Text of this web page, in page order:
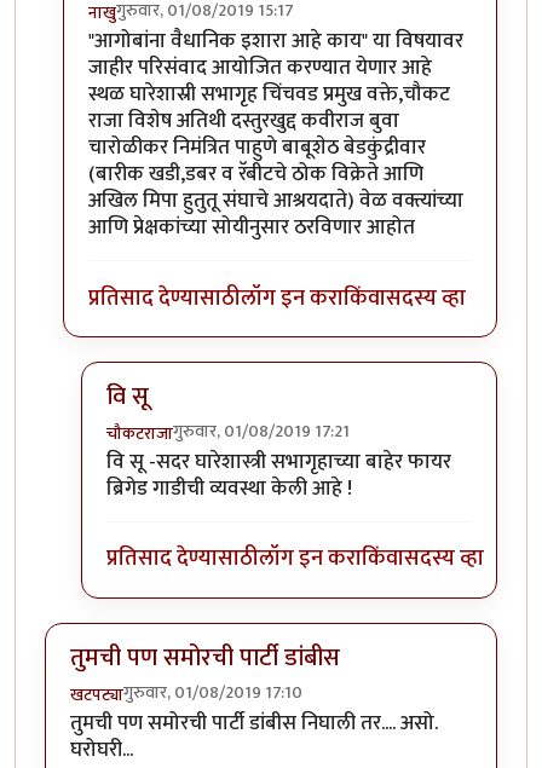
नाखुगुरुवार, 01/08/2019 15:17
In reply toआगोबांना त्याच्याच गल्लीतbyकंजूस
"आगोबांना वैधानिक इशारा आहे काय" या विषयावर
जाहीर परिसंवाद आयोजित करण्यात येणार आहे
स्थळ घारेशास्री सभागृह चिंचवड प्रमुख वक्ते,चौकट
राजा विशेष अतिथी दस्तुरखुद्द कवीराज बुवा
चारोळीकर निमंत्रित पाहुणे बाबूशेठ बेडकुंद्रीवार
(बारीक खडी,डबर व रॅबीटचे ठोक विक्रेते आणि
अखिल मिपा हुतुतू संघाचे आश्रयदाते) वेळ वक्त्यांच्या
आणि प्रेक्षकांच्या सोयीनुसार ठरविणार आहोत
प्रतिसाद देण्यासाठीलॉग इन कराकिंवासदस्य व्हा
वि सू
चौकटराजागुरुवार, 01/08/2019 17:21
In reply toही कवीताbyनाखु
वि सू -सदर घारेशास्त्री सभागृहाच्या बाहेर फायर
ब्रिगेड गाडीची व्यवस्था केली आहे !
प्रतिसाद देण्यासाठीलॉग इन कराकिंवासदस्य व्हा
तुमची पण समोरची पार्टी डांबीस
खटपट्यागुरुवार, 01/08/2019 17:10
तुमची पण समोरची पार्टी डांबीस निघाली तर.... असो.
घरोघरी...